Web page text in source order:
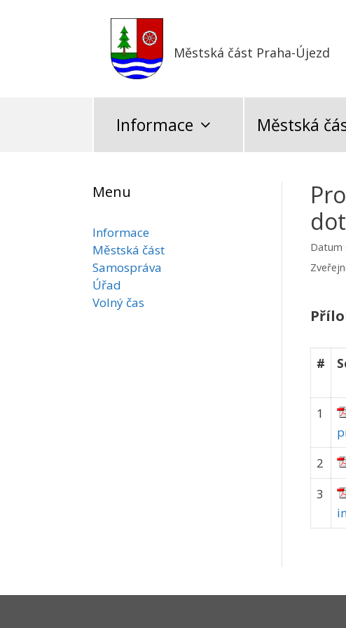
Městská část Praha-Újezd
Informace Městská
Datum
#
1
2
3
Menu
Informace
Městská část
Samospráva
Úřad
Volný čas